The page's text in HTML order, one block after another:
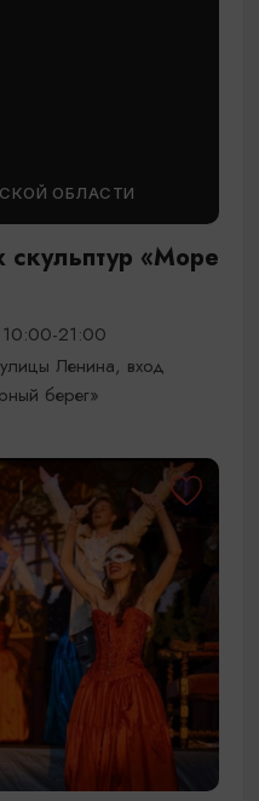
ОБЛАСТИ
скульптур «Море
21:00
Ленина, вход
берег»